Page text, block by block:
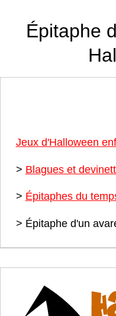
Épitaphe
Jeux d'Halloween
> Blagues et
> Épitaphes du
> Épitaphe d'un